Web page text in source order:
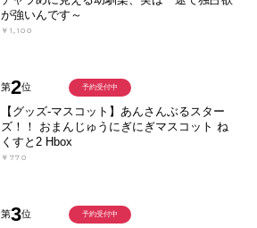
が強いんです～
￥1,100
第2位
【グッズ-マスコット】あんさんぶるスター
ズ！！ おまんじゅうにぎにぎマスコット ね
くすと2 Hbox
￥770
予約受付中
第3位 予約受付中